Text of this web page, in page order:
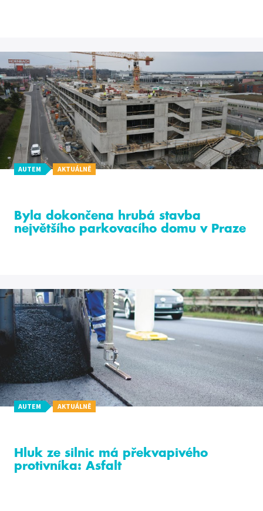
AUTEM AKTUÁLNĚ
Byla dokončena hrubá stavba
největšího parkovacího domu v Praze
AUTEM AKTUÁLNĚ
Hluk ze silnic má překvapivého
protivníka: Asfalt